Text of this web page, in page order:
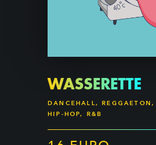
WASSERETTE
DANCEHALL, REGGAETON,
HIP-HOP, R&B